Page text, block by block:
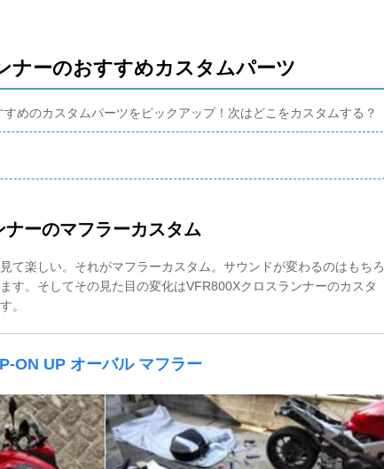
ナーのおすすめカスタムパーツ
めのカスタムパーツをピックアップ！次はどこをカスタムする？
ーのマフラーカスタム
て楽しい。それがマフラーカスタム。サウンドが変わるのはもちろ
す。そしてその見た目の変化はVFR800Xクロスランナーのカスタ
。
ON UP オーバル マフラー